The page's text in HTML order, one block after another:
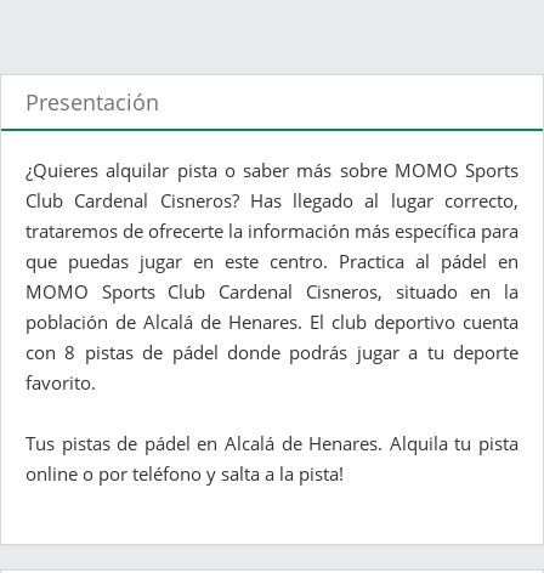
Presentación
¿Quieres alquilar pista o saber más sobre MOMO Sports
Club Cardenal Cisneros? Has llegado al lugar correcto,
trataremos de ofrecerte la información más específica para
que puedas jugar en este centro. Practica al pádel en
MOMO Sports Club Cardenal Cisneros, situado en la
población de Alcalá de Henares. El club deportivo cuenta
con 8 pistas de pádel donde podrás jugar a tu deporte
favorito.
Tus pistas de pádel en Alcalá de Henares. Alquila tu pista
online o por teléfono y salta a la pista!